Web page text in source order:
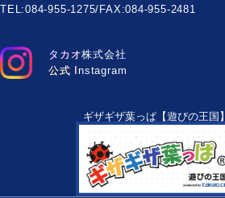
タカオ株式会社
公式 Instagram
TEL:084-955-1275/FAX:084-955-2481
ギザギザ葉っぱ【遊びの王国】